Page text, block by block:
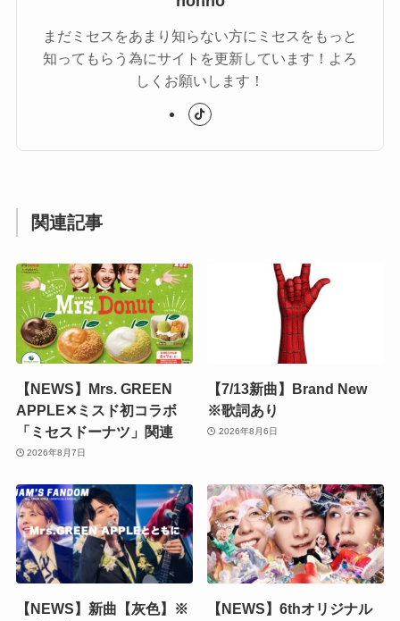
まだミセスをあまり知らない方にミセスをもっと
知ってもらう為にサイトを更新しています！よろ
しくお願いします！
関連記事
【NEWS】Mrs. GREEN
APPLE✕ミスド初コラボ
「ミセスドーナツ」関連
2026年8月7日
【7/13新曲】Brand New
※歌詞あり
2026年8月6日
【NEWS】新曲【灰色】※
【NEWS】6thオリジナル